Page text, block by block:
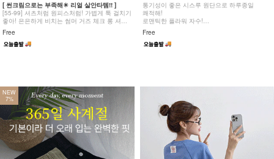
[ 썬크림으로는 부족해☀ 리얼 살안타템!! ]
[55-99] 셔츠처럼 원피스처럼! 가볍게 툭 걸치기
좋아! 은은하게 비치는 썸머 거즈 체크 롱 셔츠/
원피스
Free
통기성이 좋은 시스루 원단으로 하루종일
쾌적해!
로맨틱한 플라워 자수!
소매와 밑단 밴딩 시보리로 안정감 있는 핏!
Free
NEW
7%